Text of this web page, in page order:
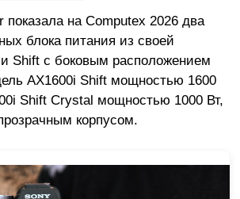
на Computex 2026 два
блока питания из своей
Shift с боковым расположением
AX1600i Shift мощностью 1600
Shift Crystal мощностью 1000 Вт,
корпусом.